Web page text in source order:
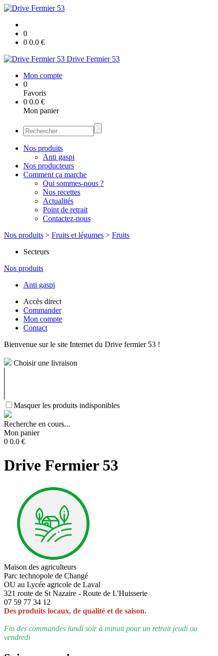
0
0 0.0 €
Drive Fermier 53
Mon compte
0
Favoris
0 0.0 €
Mon panier
Nos produits
Anti gaspi
Nos producteurs
Comment ça marche
Qui sommes-nous ?
Nos recettes
Actualités
Point de retrait
Contactez-nous
Nos produits > Fruits et légumes > Fruits
Secteurs
Nos produits
Anti gaspi
Accès direct
Commander
Mon compte
Contact
Bienvenue sur le site Internet du Drive fermier 53 !
Choisir une livraison
Masquer les produits indisponibles
Recherche en cours...
Mon panier
0 0.0 €
Drive Fermier 53
Maison des agriculteurs
Parc technopole de Changé
OU au Lycée agricole de Laval
321 route de St Nazaire - Route de L'Huisserie
07 59 77 34 12
Des produits locaux, de qualité et de saison.
Fin des commandes lundi soir à minuit pour un retrait jeudi ou
vendredi